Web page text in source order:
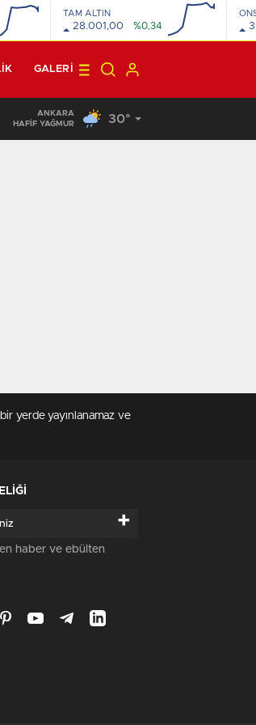
TAM ALTIN
28.001,00 %0,34
GALERI
ANKARA
HAFİF YAĞMUR
30°
yerde yayınlanamaz ve
+
haber ve ebülten